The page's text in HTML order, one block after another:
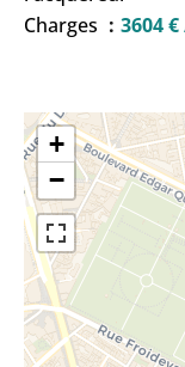
Charges
3604
+
−